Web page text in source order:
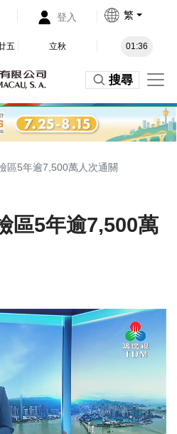
登入 繁
五 立秋 01:36
搜尋
區5年逾7,500萬人次通關
區5年逾7,500萬